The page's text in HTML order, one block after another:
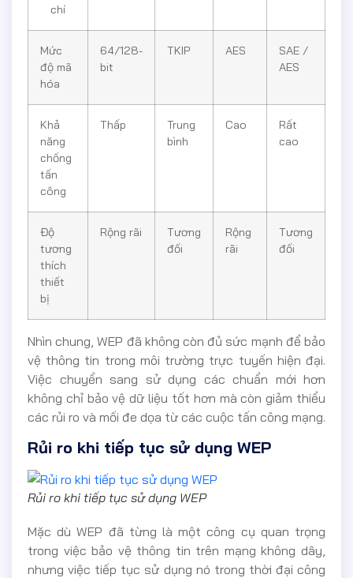
chí
Mức
độ mã
hóa
64/128-
bit
TKIP AES
SAE /
AES
Khả
năng
chống
tấn
công
Thấp
Trung
bình
Cao
Rất
cao
Độ
tương
thích
thiết
bị
Rộng rãi
Tương
đối
Rộng
rãi
Tương
đối
Nhìn chung, WEP đã không còn đủ sức mạnh để bảo
vệ thông tin trong môi trường trực tuyến hiện đại.
Việc chuyển sang sử dụng các chuẩn mới hơn
không chỉ bảo vệ dữ liệu tốt hơn mà còn giảm thiểu
các rủi ro và mối đe dọa từ các cuộc tấn công mạng.
Rủi ro khi tiếp tục sử dụng WEP
Rủi ro khi tiếp tục sử dụng WEP
Mặc dù WEP đã từng là một công cụ quan trọng
trong việc bảo vệ thông tin trên mạng không dây,
nhưng việc tiếp tục sử dụng nó trong thời đại công